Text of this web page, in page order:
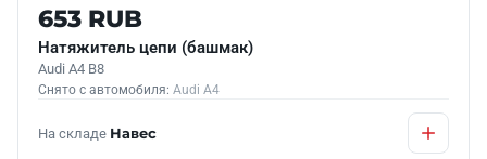
Б/У В НАЛИЧИИ
653 RUB
Натяжитель цепи (башмак)
Audi A4 B8
Снято с автомобиля: Audi A4
На складе Навес